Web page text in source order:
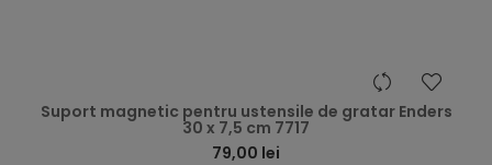
Suport magnetic pentru ustensile de gratar Enders
30 x 7,5 cm 7717
79,00 lei